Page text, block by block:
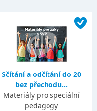
Sčítání a odčítání do 20
bez přechodu...
Materiály pro speciální
pedagogy